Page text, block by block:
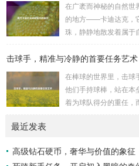
科学研究的外衣，实
历史上看,生物武器的
战争时期，某些国家就
在广袤而神秘的自然世
的地方——卡迪达克，
珠，静静地散发着属于
复杂多样的地形地貌，
照耀下闪耀着刺眼的银
冠，而山脚下，则是
多，高大的乔木遮天蔽
击球手，精准与冷静的首要任务艺术
在棒球的世界里，击球
他们手持球棒，站在本
着为球队得分的重任，
滑球，击球手需要在极
最近发表
高级钻石硬币，奢华与价值的象征